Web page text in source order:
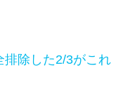
排除した2/3がこれ